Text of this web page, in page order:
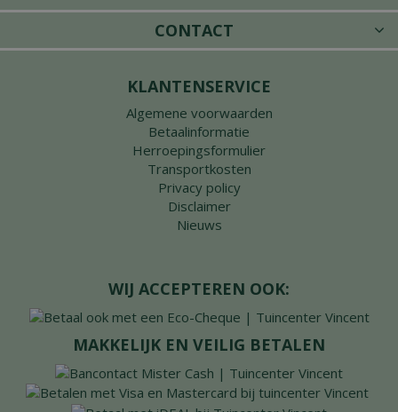
CONTACT
KLANTENSERVICE
Algemene voorwaarden
Betaalinformatie
Herroepingsformulier
Transportkosten
Privacy policy
Disclaimer
Nieuws
WIJ ACCEPTEREN OOK:
MAKKELIJK EN VEILIG BETALEN